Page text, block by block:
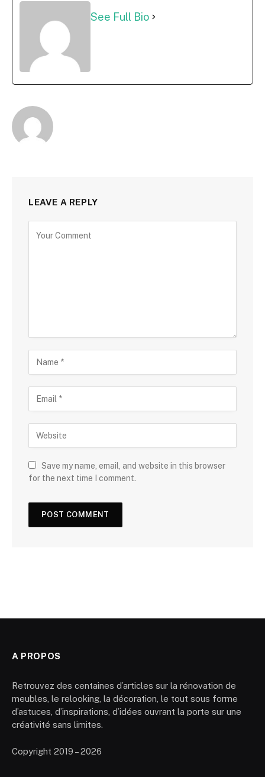
See Full Bio
LEAVE A REPLY
Save my name, email, and website in this browser
for the next time I comment.
A PROPOS
Retrouvez des centaines d’articles sur la rénovation de
meubles, le relooking, la décoration, le tout sous forme
d’astuces, d’inspirations, d’idées ouvrant la porte sur une
créativité sans limites.
Copyright 2019 – 2026